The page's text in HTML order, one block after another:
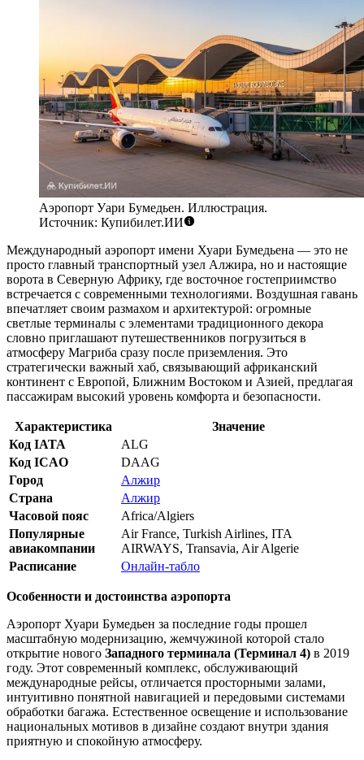
Аэропорт Уари Бумедьен. Иллюстрация.
Источник: Купибилет.ИИ
Международный аэропорт имени Хуари Бумедьена — это не
просто главный транспортный узел Алжира, но и настоящие
ворота в Северную Африку, где восточное гостеприимство
встречается с современными технологиями. Воздушная гавань
впечатляет своим размахом и архитектурой: огромные
светлые терминалы с элементами традиционного декора
словно приглашают путешественников погрузиться в
атмосферу Магриба сразу после приземления. Это
стратегически важный хаб, связывающий африканский
континент с Европой, Ближним Востоком и Азией, предлагая
пассажирам высокий уровень комфорта и безопасности.
Характеристика
Значение
Код IATA
ALG
Код ICAO
DAAG
Город
Алжир
Страна
Алжир
Часовой пояс
Africa/Algiers
Популярные
авиакомпании
Air France, Turkish Airlines, ITA
AIRWAYS, Transavia, Air Algerie
Расписание
Онлайн-табло
Особенности и достоинства аэропорта
Аэропорт Хуари Бумедьен за последние годы прошел
масштабную модернизацию, жемчужиной которой стало
открытие нового Западного терминала (Терминал 4) в 2019
году. Этот современный комплекс, обслуживающий
международные рейсы, отличается просторными залами,
интуитивно понятной навигацией и передовыми системами
обработки багажа. Естественное освещение и использование
национальных мотивов в дизайне создают внутри здания
приятную и спокойную атмосферу.